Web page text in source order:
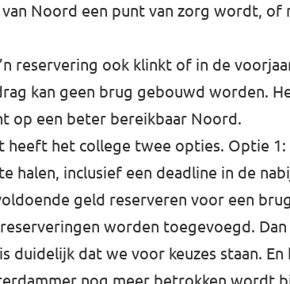
Noord een punt van zorg wordt, of
reservering ook klinkt of in de
kan geen brug gebouwd worden.
op een beter bereikbaar Noord.
heeft het college twee opties. Optie
halen, inclusief een deadline in de
geld reserveren voor een
worden toegevoegd.
duidelijk dat we voor keuzes staan. En
nog meer betrokken wordt